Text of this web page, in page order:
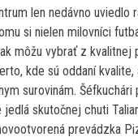
len nedávno uviedlo
si nielen milovníci
môžu vybrať z kvalitnej
kde sú oddaní
surovinám. Šéfkuchári
skutočnej chuti
prevádzka